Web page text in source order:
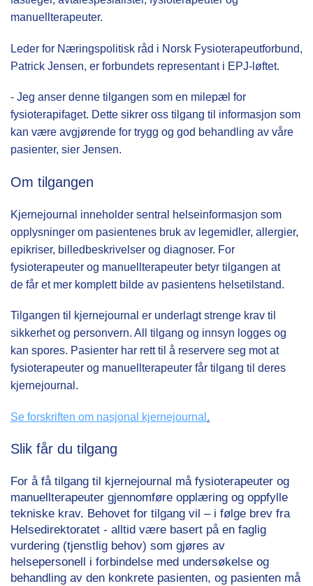
manuellterapeuter.
Leder for Næringspolitisk råd i Norsk Fysioterapeutforbund,
Patrick Jensen, er forbundets representant i EPJ-løftet.
- Jeg anser denne tilgangen som en milepæl for
fysioterapifaget. Dette sikrer oss tilgang til informasjon som
kan være avgjørende for trygg og god behandling av våre
pasienter, sier Jensen.
Om tilgangen
Kjernejournal inneholder sentral helseinformasjon som
opplysninger om pasientenes bruk av legemidler, allergier,
epikriser, billedbeskrivelser og diagnoser. For
fysioterapeuter og manuellterapeuter betyr tilgangen at
de får et mer komplett bilde av pasientens helsetilstand.
Tilgangen til kjernejournal er underlagt strenge krav til
sikkerhet og personvern. All
tilgang og innsyn logges og
kan spores. Pasienter har rett til å reservere seg mot at
fysioterapeuter og manuellterapeuter får tilgang til deres
kjernejournal.
Se forskriften om nasjonal kjernejournal .
Slik får du tilgang
For å få tilgang til kjernejournal må fysioterapeuter og
manuellterapeuter gjennomføre opplæring og oppfylle
tekniske krav. Behovet for tilgang vil – i følge brev fra
Helsedirektoratet - alltid være basert på en faglig
vurdering (tjenstlig behov) som gjøres av
helsepersonell i forbindelse med undersøkelse og
behandling av den konkrete pasienten, og pasienten må